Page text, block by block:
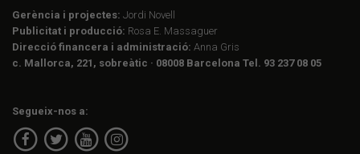
Gerència i projectes: Jordi Novell
Publicitat i producció: Rosa E. Massaguer
Direcció financera i administració: Anna Gris
c. Mallorca, 221, sobreàtic · 08008 Barcelona Tel. 93 237 08 05
Segueix-nos a: